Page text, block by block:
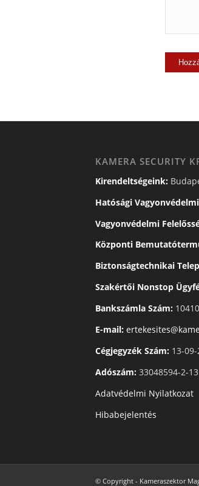
KAMERA SECURITY
Kirendeltségeink:
Hatósági
Vagyonvédelmi
Központi
Biztonságtechnikai
Szakértői Nonstop
Bankszámla Szám:
E-mail:
Cégjegyzék Szám: 13-
Adószám: 33048594-2-13
Adatvédelmi Nyilatkozat
Hibabejelentés
© Copyright - Kameraszektor